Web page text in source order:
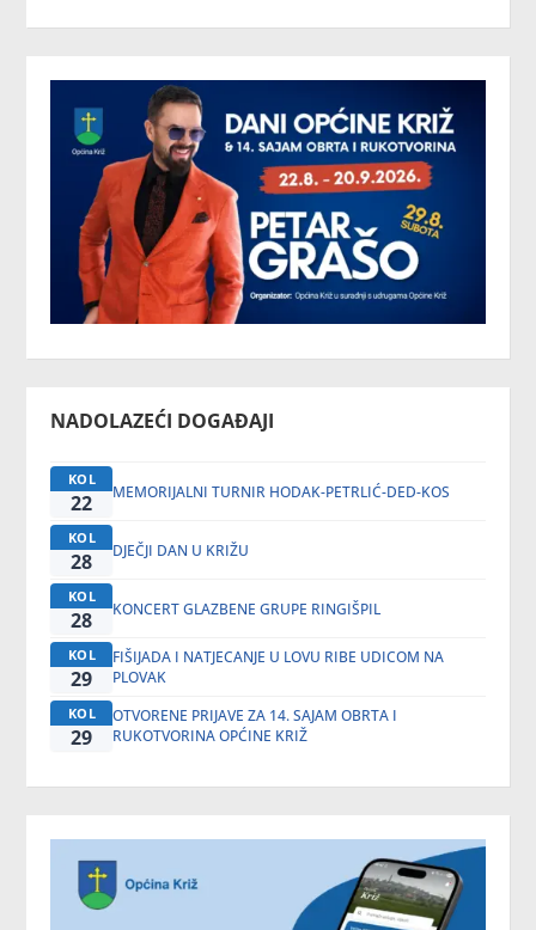
NADOLAZEĆI DOGAĐAJI
KOL
22 MEMORIJALNI TURNIR HODAK-PETRLIĆ-DED-KOS
KOL
28 DJEČJI DAN U KRIŽU
KOL
28 KONCERT GLAZBENE GRUPE RINGIŠPIL
KOL
29
FIŠIJADA I NATJECANJE U LOVU RIBE UDICOM NA
PLOVAK
KOL
29
OTVORENE PRIJAVE ZA 14. SAJAM OBRTA I
RUKOTVORINA OPĆINE KRIŽ